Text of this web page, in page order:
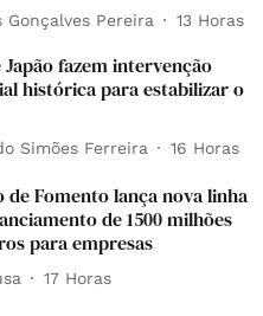
Gonçalves Pereira 13 Horas
Japão fazem intervenção
histórica para estabilizar o
Simões Ferreira 16 Horas
de Fomento lança nova linha
de 1500 milhões
para empresas
17 Horas